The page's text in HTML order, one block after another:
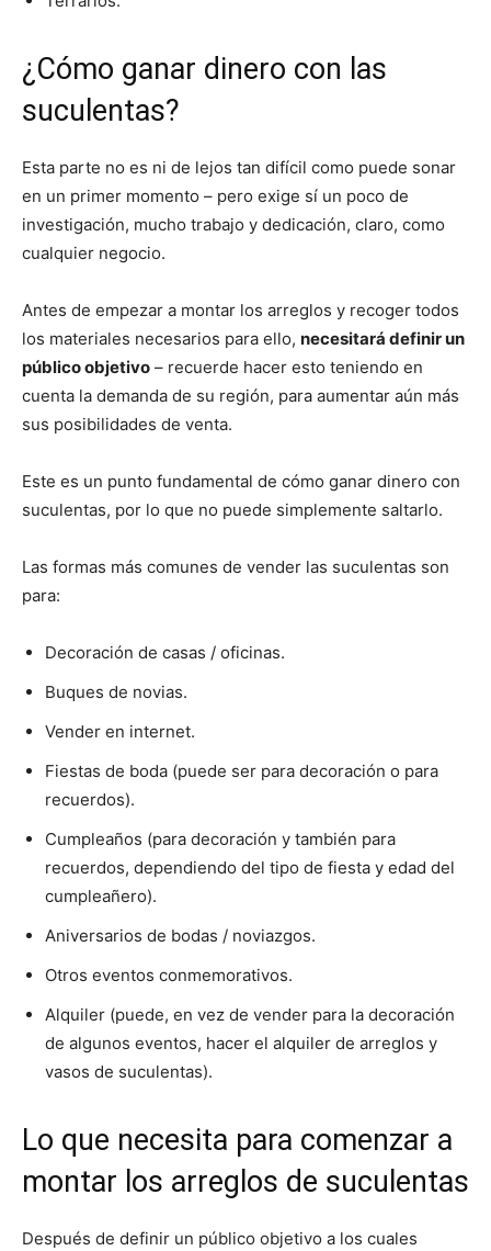
¿Cómo ganar dinero con las
suculentas?
Esta parte no es ni de lejos tan difícil como puede sonar
en un primer momento – pero exige sí un poco de
investigación, mucho trabajo y dedicación, claro, como
cualquier negocio.
Antes de empezar a montar los arreglos y recoger todos
los materiales necesarios para ello, necesitará definir un
público objetivo – recuerde hacer esto teniendo en
cuenta la demanda de su región, para aumentar aún más
sus posibilidades de venta.
Este es un punto fundamental de cómo ganar dinero con
suculentas, por lo que no puede simplemente saltarlo.
Las formas más comunes de vender las suculentas son
para:
Decoración de casas / oficinas.
Buques de novias.
Vender en internet.
Fiestas de boda (puede ser para decoración o para
recuerdos).
Cumpleaños (para decoración y también para
recuerdos, dependiendo del tipo de fiesta y edad del
cumpleañero).
Aniversarios de bodas / noviazgos.
Otros eventos conmemorativos.
Alquiler (puede, en vez de vender para la decoración
de algunos eventos, hacer el alquiler de arreglos y
vasos de suculentas).
Lo que necesita para comenzar a
montar los arreglos de suculentas
Después de definir un público objetivo a los cuales